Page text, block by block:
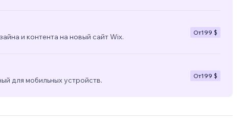
и контента на новый сайт Wix.
От199 $
для мобильных устройств.
От199 $